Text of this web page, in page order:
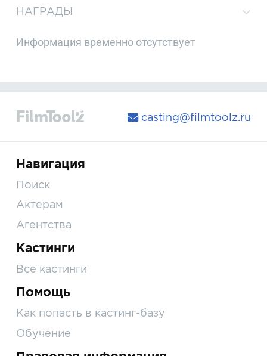
НАГРАДЫ
Информация временно отсутствует
casting@filmtoolz.ru
Навигация
Поиск
Актерам
Агентства
Кастинги
Все кастинги
Помощь
Как попасть в кастинг-базу
Обучение